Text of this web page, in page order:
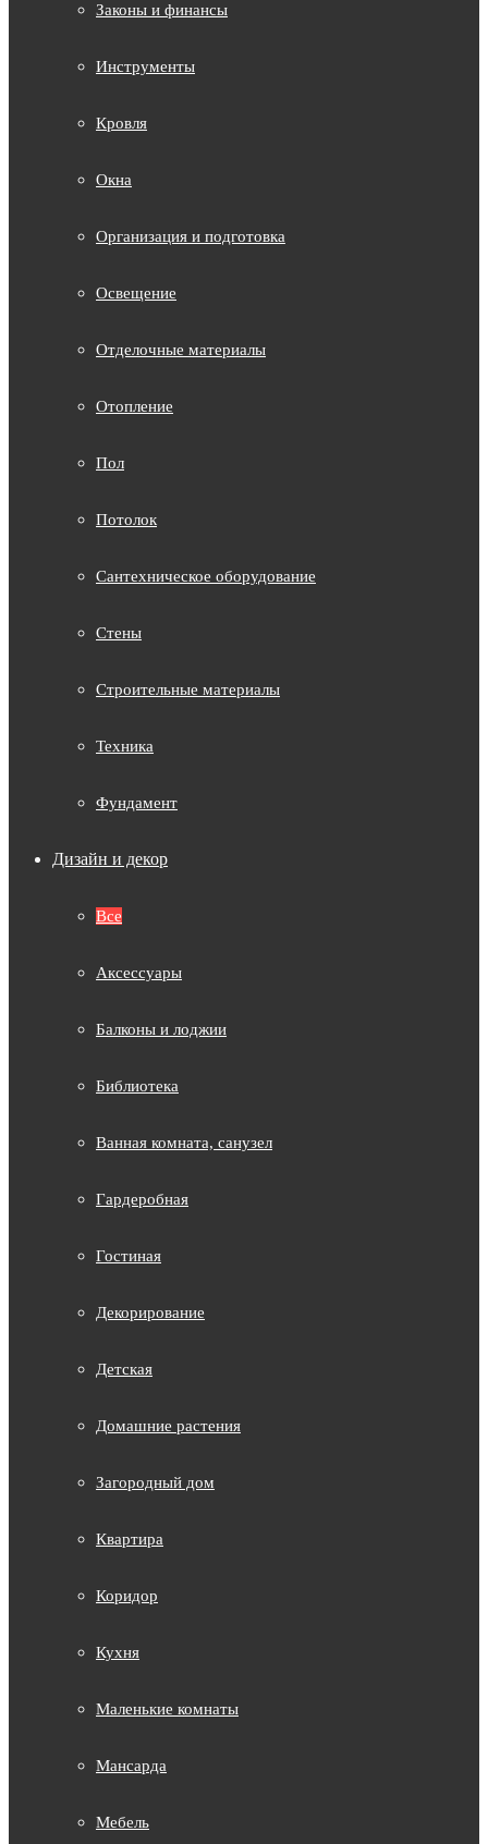
Законы и финансы
Инструменты
Кровля
Окна
Организация и подготовка
Освещение
Отделочные материалы
Отопление
Пол
Потолок
Сантехническое оборудование
Стены
Строительные материалы
Техника
Фундамент
Дизайн и декор
Все
Аксессуары
Балконы и лоджии
Библиотека
Ванная комната, санузел
Гардеробная
Гостиная
Декорирование
Детская
Домашние растения
Загородный дом
Квартира
Коридор
Кухня
Маленькие комнаты
Мансарда
Мебель